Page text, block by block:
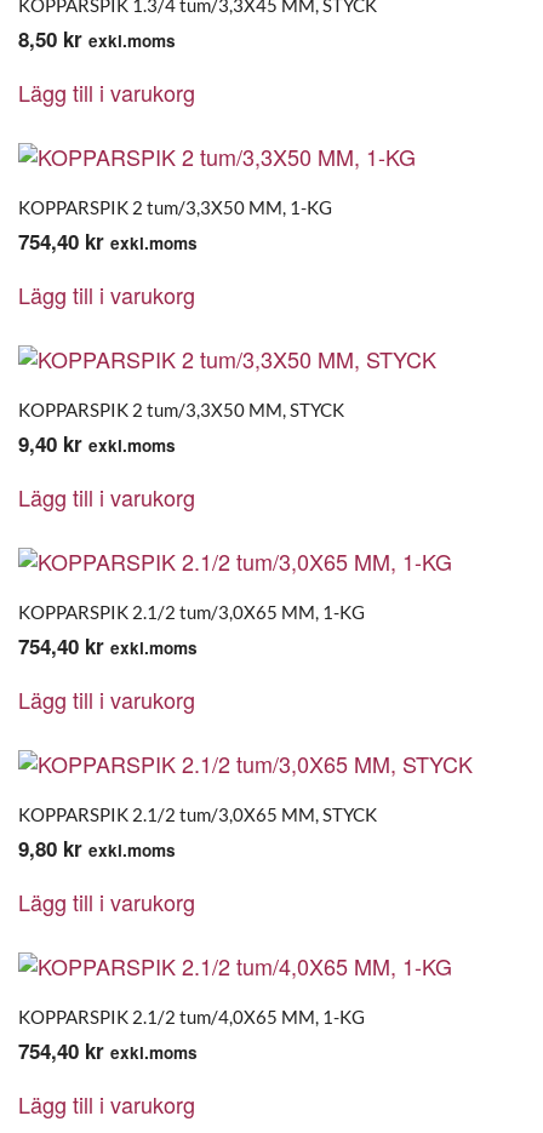
KOPPARSPIK 1.3/4 tum/3,3X45 MM, STYCK
8,50 kr exkl.moms
Lägg till i varukorg
KOPPARSPIK 2 tum/3,3X50 MM, 1-KG
754,40 kr exkl.moms
Lägg till i varukorg
KOPPARSPIK 2 tum/3,3X50 MM, STYCK
9,40 kr exkl.moms
Lägg till i varukorg
KOPPARSPIK 2.1/2 tum/3,0X65 MM, 1-KG
754,40 kr exkl.moms
Lägg till i varukorg
KOPPARSPIK 2.1/2 tum/3,0X65 MM, STYCK
9,80 kr exkl.moms
Lägg till i varukorg
KOPPARSPIK 2.1/2 tum/4,0X65 MM, 1-KG
754,40 kr exkl.moms
Lägg till i varukorg